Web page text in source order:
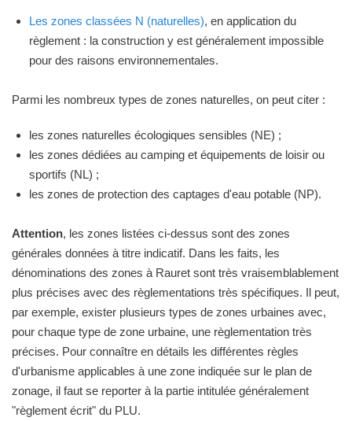
Les zones classées N (naturelles), en application du
règlement : la construction y est généralement impossible
pour des raisons environnementales.
Parmi les nombreux types de zones naturelles, on peut citer :
les zones naturelles écologiques sensibles (NE) ;
les zones dédiées au camping et équipements de loisir ou
sportifs (NL) ;
les zones de protection des captages d'eau potable (NP).
Attention, les zones listées ci-dessus sont des zones
générales données à titre indicatif. Dans les faits, les
dénominations des zones à Rauret sont très vraisemblablement
plus précises avec des règlementations très spécifiques. Il peut,
par exemple, exister plusieurs types de zones urbaines avec,
pour chaque type de zone urbaine, une règlementation très
précises. Pour connaître en détails les différentes règles
d'urbanisme applicables à une zone indiquée sur le plan de
zonage, il faut se reporter à la partie intitulée généralement
"règlement écrit" du PLU.